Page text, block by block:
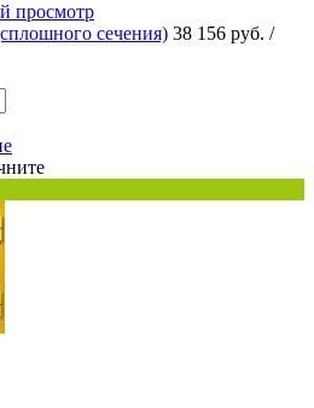
просмотр
сечения) 38 156 руб. /